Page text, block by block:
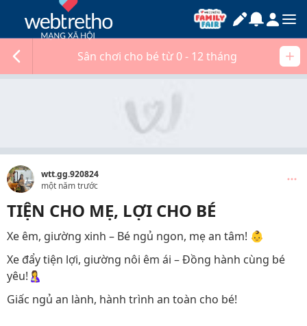
Sân chơi cho bé từ 0 - 12 tháng
wtt.gg.920824
một năm trước
TIỆN CHO MẸ, LỢI CHO BÉ
Xe êm, giường xinh – Bé ngủ ngon, mẹ an tâm! 👶
Xe đẩy tiện lợi, giường nôi êm ái – Đồng hành cùng bé
yêu!🤱
Giấc ngủ an lành, hành trình an toàn cho bé!